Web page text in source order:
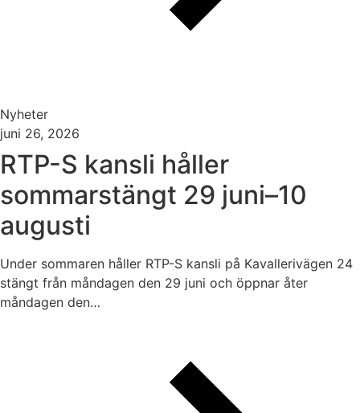
Nyheter
juni 26, 2026
RTP-S kansli håller
sommarstängt 29 juni–10
augusti
Under sommaren håller RTP-S kansli på Kavallerivägen 24
stängt från måndagen den 29 juni och öppnar åter
måndagen den…